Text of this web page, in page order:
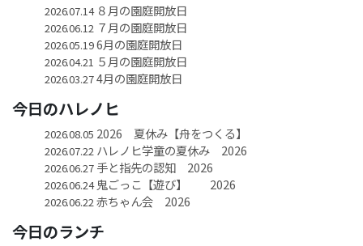
2026.07.14８月の園庭開放日
2026.06.12 ７月の園庭開放日
2026.05.196月の園庭開放日
2026.04.21 ５月の園庭開放日
2026.03.274月の園庭開放日
今日のハレノヒ
2026.08.05 2026 夏休み【舟をつくる】
2026.07.22 ハレノヒ学童の夏休み 2026
2026.06.27手と指先の認知 2026
2026.06.24鬼ごっこ【遊び】 2026
2026.06.22 赤ちゃん会 2026
今日のランチ